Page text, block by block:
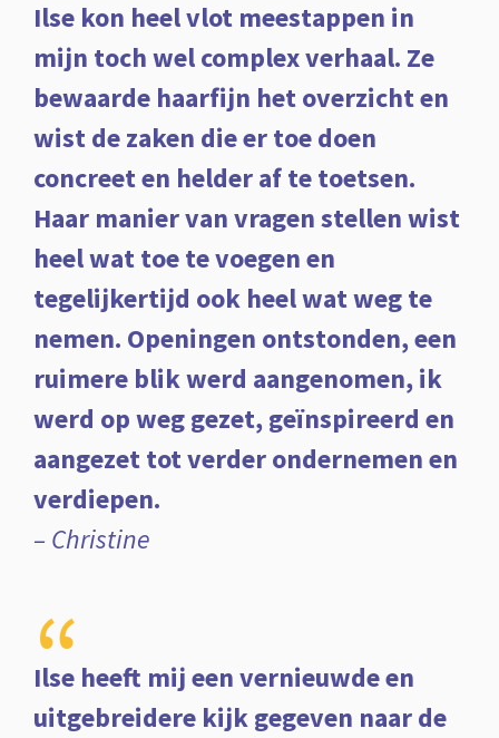
Ilse kon heel vlot meestappen in
mijn toch wel complex verhaal. Ze
bewaarde haarfijn het overzicht en
wist de zaken die er toe doen
concreet en helder af te toetsen.
Haar manier van vragen stellen wist
heel wat toe te voegen en
tegelijkertijd ook heel wat weg te
nemen. Openingen ontstonden, een
ruimere blik werd aangenomen, ik
werd op weg gezet, geïnspireerd en
aangezet tot verder ondernemen en
verdiepen.
– Christine
“
Ilse heeft mij een vernieuwde en
uitgebreidere kijk gegeven naar de